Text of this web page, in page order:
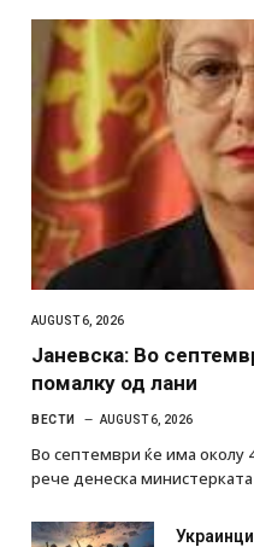
AUGUST 6, 2026
Јаневска: Во
помалку од лани
ВЕСТИ AUGUST 6, 2026
Во септември ќе има околу
рече денеска